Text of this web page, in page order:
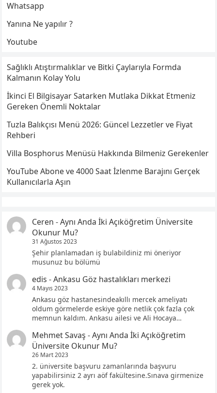
Whatsapp
Yanına Ne yapılır ?
Youtube
Sağlıklı Atıştırmalıklar ve Bitki Çaylarıyla Formda
Kalmanın Kolay Yolu
İkinci El Bilgisayar Satarken Mutlaka Dikkat Etmeniz
Gereken Önemli Noktalar
Tuzla Balıkçısı Menü 2026: Güncel Lezzetler ve Fiyat
Rehberi
Villa Bosphorus Menüsü Hakkında Bilmeniz Gerekenler
YouTube Abone ve 4000 Saat İzlenme Barajını Gerçek
Kullanıcılarla Aşın
Ceren -Aynı Anda İki Açıköğretim Üniversite
Okunur Mu?
31 Ağustos 2023
Şehir planlamadan iş bulabildiniz mi öneriyor
musunuz bu bölümü
edis -Ankasu Göz hastalıkları merkezi
4 Mayıs 2023
Ankasu göz hastanesindeakıllı mercek ameliyatı
oldum görmelerde eskiye göre netlik çok fazla çok
memnun kaldım. Ankasu ailesi ve Ali Hocaya…
Mehmet Savaş -Aynı Anda İki Açıköğretim
Üniversite Okunur Mu?
26 Mart 2023
2. üniversite başvuru zamanlarında başvuru
yapabilirsiniz 2 ayrı aöf fakültesine.Sınava girmenize
gerek yok.